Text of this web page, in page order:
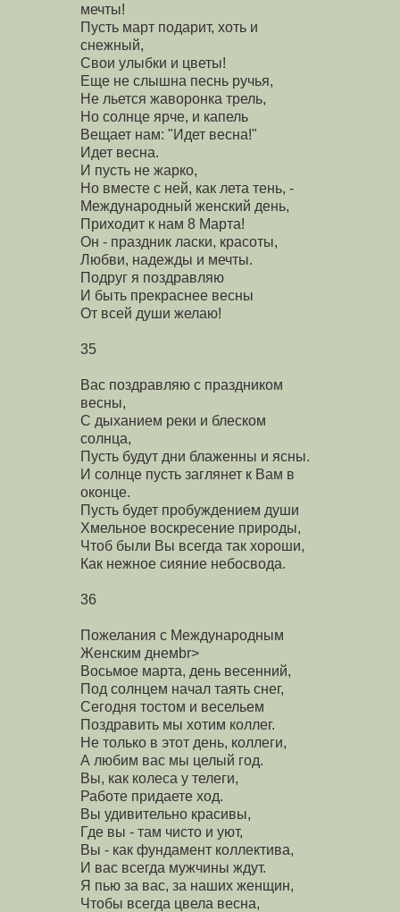
мечты!
Пусть март подарит, хоть и
снежный,
Свои улыбки и цветы!
Еще не слышна песнь ручья,
Не льется жаворонка трель,
Но солнце ярче, и капель
Вещает нам: "Идет весна!"
Идет весна.
И пусть не жарко,
Но вместе с ней, как лета тень, -
Международный женский день,
Приходит к нам 8 Марта!
Он - праздник ласки, красоты,
Любви, надежды и мечты.
Подруг я поздравляю
И быть прекраснее весны
От всей души желаю!
35
Вас поздравляю с праздником
весны,
С дыханием реки и блеском
солнца,
Пусть будут дни блаженны и ясны.
И солнце пусть заглянет к Вам в
оконце.
Пусть будет пробуждением души
Хмельное воскресение природы,
Чтоб были Вы всегда так хороши,
Как нежное сияние небосвода.
36
Пожелания с Международным
Женским днемbr>
Восьмое марта, день весенний,
Под солнцем начал таять снег,
Сегодня тостом и весельем
Поздравить мы хотим коллег.
Не только в этот день, коллеги,
А любим вас мы целый год.
Вы, как колеса у телеги,
Работе придаете ход.
Вы удивительно красивы,
Где вы - там чисто и уют,
Вы - как фундамент коллектива,
И вас всегда мужчины ждут.
Я пью за вас, за наших женщин,
Чтобы всегда цвела весна,